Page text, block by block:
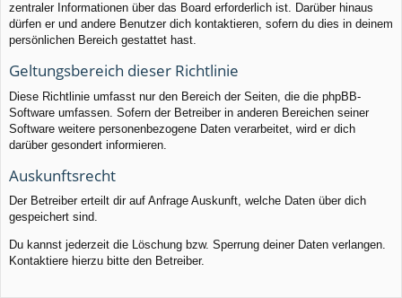
zentraler Informationen über das Board erforderlich ist. Darüber hinaus
dürfen er und andere Benutzer dich kontaktieren, sofern du dies in deinem
persönlichen Bereich gestattet hast.
Geltungsbereich dieser Richtlinie
Diese Richtlinie umfasst nur den Bereich der Seiten, die die phpBB-
Software umfassen. Sofern der Betreiber in anderen Bereichen seiner
Software weitere personenbezogene Daten verarbeitet, wird er dich
darüber gesondert informieren.
Auskunftsrecht
Der Betreiber erteilt dir auf Anfrage Auskunft, welche Daten über dich
gespeichert sind.
Du kannst jederzeit die Löschung bzw. Sperrung deiner Daten verlangen.
Kontaktiere hierzu bitte den Betreiber.